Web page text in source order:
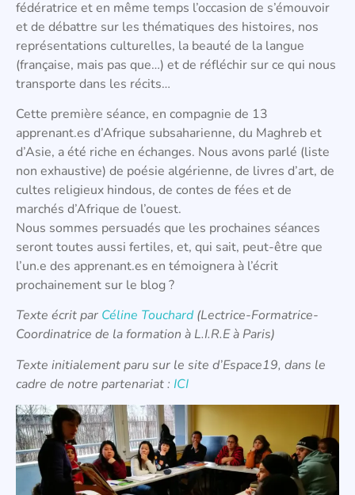
fédératrice et en même temps l’occasion de s’émouvoir
et de débattre sur les thématiques des histoires, nos
représentations culturelles, la beauté de la langue
(française, mais pas que…) et de réfléchir sur ce qui nous
transporte dans les récits…
Cette première séance, en compagnie de 13
apprenant.es d’Afrique subsaharienne, du Maghreb et
d’Asie, a été riche en échanges. Nous avons parlé (liste
non exhaustive) de poésie algérienne, de livres d’art, de
cultes religieux hindous, de contes de fées et de
marchés d’Afrique de l’ouest.
Nous sommes persuadés que les prochaines séances
seront toutes aussi fertiles, et, qui sait, peut-être que
l’un.e des apprenant.es en témoignera à l’écrit
prochainement sur le blog ?
Texte écrit par Céline Touchard(Lectrice-Formatrice-
Coordinatrice de la formation à L.I.R.E à Paris)
Texte initialement paru sur le site d’Espace19, dans le
cadre de notre partenariat : ICI